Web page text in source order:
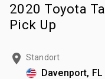
2020 Toyota
Pick Up
Standort
Davenport, FL